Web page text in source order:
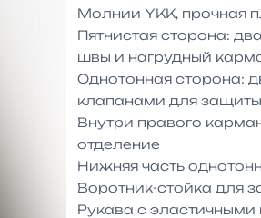
Молнии YKK, прочная
Пятнистая сторона:
швы и нагрудный
Однотонная сторона:
клапанами для
Внутри правого
отделение
Нижняя часть
Воротник-стойка для
Рукава с